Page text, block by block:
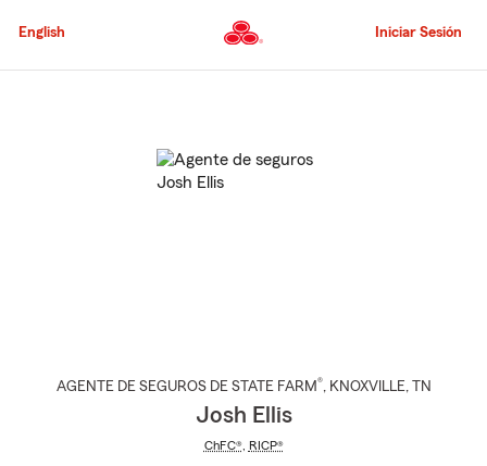
al
principal
English Iniciar Sesión
AGENTE DE SEGUROS DE STATE FARM®, KNOXVILLE, TN
Josh Ellis
ChFC®, RICP®